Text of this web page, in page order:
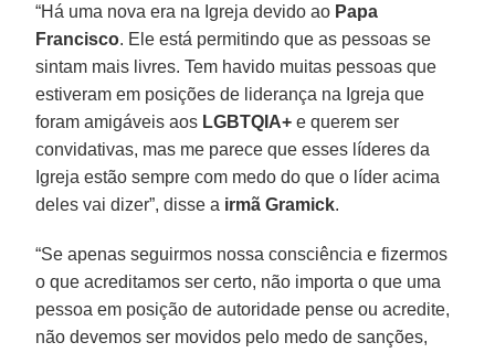
“Há uma nova era na Igreja devido ao Papa
Francisco. Ele está permitindo que as pessoas se
sintam mais livres. Tem havido muitas pessoas que
estiveram em posições de liderança na Igreja que
foram amigáveis aos LGBTQIA+ e querem ser
convidativas, mas me parece que esses líderes da
Igreja estão sempre com medo do que o líder acima
deles vai dizer”, disse a irmã Gramick.
“Se apenas seguirmos nossa consciência e fizermos
o que acreditamos ser certo, não importa o que uma
pessoa em posição de autoridade pense ou acredite,
não devemos ser movidos pelo medo de sanções,